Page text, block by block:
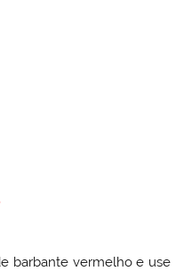
barbante vermelho e use